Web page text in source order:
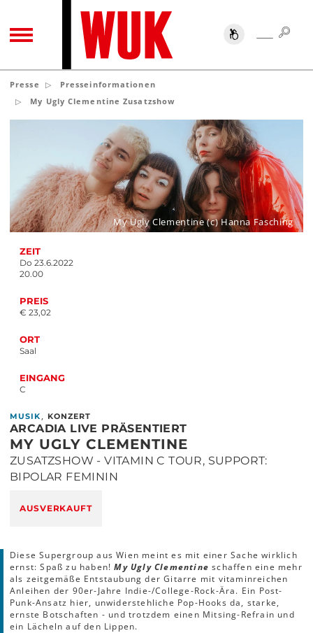
TOGGLE NAVIGATION SUCHE
Presse
Presseinformationen
My Ugly Clementine Zusatzshow
ZEIT
Do 23.6.2022
20.00
PREIS
€ 23,02
ORT
Saal
EINGANG
C
My Ugly Clementine (c) Hanna Fasching
MUSIK , KONZERT
ARCADIA LIVE PRÄSENTIERT
MY UGLY CLEMENTINE
ZUSATZSHOW - VITAMIN C TOUR, SUPPORT:
BIPOLAR FEMININ
AUSVERKAUFT
Diese Supergroup aus Wien meint es mit einer Sache wirklich
ernst: Spaß zu haben!My Ugly Clementine schaffen eine mehr
als zeitgemäße Entstaubung der Gitarre mit vitaminreichen
Anleihen der 90er-Jahre Indie-/College-Rock-Ära. Ein Post-
Punk-Ansatz hier, unwiderstehliche Pop-Hooks da, starke,
ernste Botschaften - und trotzdem einen Mitsing-Refrain und
ein Lächeln auf den Lippen.